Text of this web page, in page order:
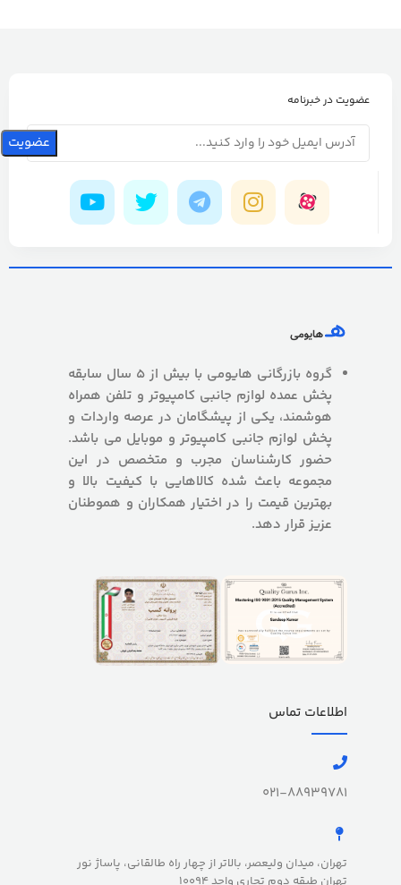
عضویت در خبرنامه
گروه بازرگانی هایومی با بیش از 5 سال سابقه
پخش عمده لوازم جانبی کامپیوتر و تلفن همراه
هوشمند، یکی از پیشگامان در عرصه واردات و
پخش لوازم جانبی کامپیوتر و موبایل می باشد.
حضور کارشناسان مجرب و متخصص در این
مجموعه باعث شده کالاهایی با کیفیت بالا و
بهترین قیمت را در اختیار همکاران و هموطنان
عزیز قرار دهد.
اطلاعات تماس
021-88939781
تهران، میدان ولیعصر، بالاتر از چهار راه طالقانی، پاساژ نور